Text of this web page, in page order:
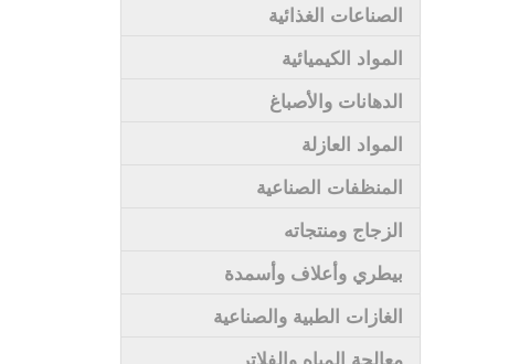
الصناعات الغذائية
المواد الكيميائية
الدهانات والأصباغ
المواد العازلة
المنظفات الصناعية
الزجاج ومنتجاته
بيطري وأعلاف وأسمدة
الغازات الطبية والصناعية
معالجة المياه والفلاتر